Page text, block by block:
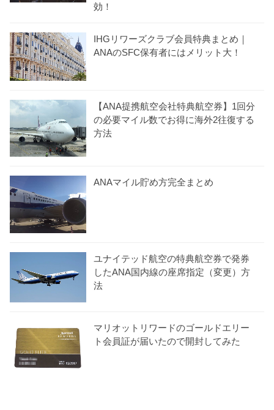
効！
IHGリワーズクラブ会員特典まとめ｜
ANAのSFC保有者にはメリット大！
【ANA提携航空会社特典航空券】1回分
の必要マイル数でお得に海外2往復する
方法
ANAマイル貯め方完全まとめ
ユナイテッド航空の特典航空券で発券
したANA国内線の座席指定（変更）方
法
マリオットリワードのゴールドエリー
ト会員証が届いたので開封してみた